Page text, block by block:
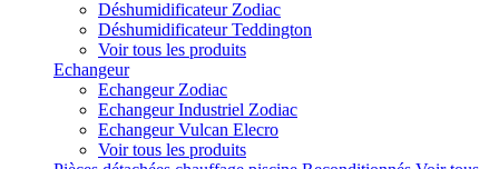
Déshumidificateur Zodiac
Déshumidificateur Teddington
Voir tous les produits
Echangeur
Echangeur Zodiac
Echangeur Industriel Zodiac
Echangeur Vulcan Elecro
Voir tous les produits